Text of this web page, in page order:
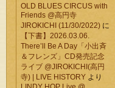
OLD BLUES CIRCUS with
Friends @高円寺
JIROKICHI (11/30/2022) に
【下書】2026.03.06.
There’ll Be A Day「小出斉
＆フレンズ」CD発売記念
ライブ @JIROKICHI(高円
寺) | LIVE HISTORY より